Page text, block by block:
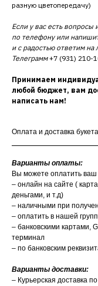
разную цветопередачу)
Если у вас есть вопросы
по телефону или
и с радостью ответим
Телеграмм+7 (931) 210-
Принимаем
любой бюджет, вам
написать нам!
Оплата и доставка букета
Варианты оплаты:
Вы можете оплатить
– онлайн на сайте (
деньгами, и т.д)
– наличными при
– оплатить в нашей
– банковскими картами,
терминал
– по банковским
Варианты доставки:
– Курьерская доставка